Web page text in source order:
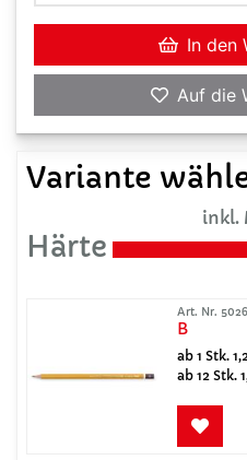
In den
Auf die
Variante
inkl.
Härte
Art. Nr.
B
ab 1 Stk.
ab 12 Stk.